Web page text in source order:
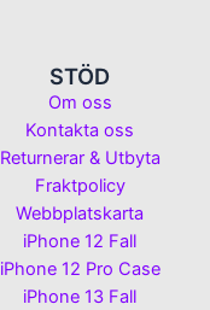
STÖD
Om oss
Kontakta oss
Returnerar & Utbyta
Fraktpolicy
Webbplatskarta
iPhone 12 Fall
iPhone 12 Pro Case
iPhone 13 Fall